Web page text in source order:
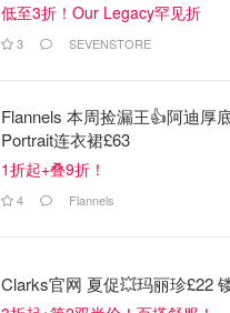
低至3折！Our Legacy罕见折
3 SEVENSTORE
Flannels 本周捡漏王👍阿迪厚
Portrait连衣裙£63
1折起+叠9折！
4 Flannels
Clarks官网 夏促💥玛丽珍£22